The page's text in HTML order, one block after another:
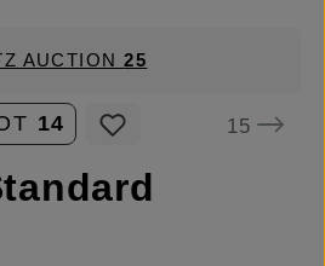
AUCTION25
14 15